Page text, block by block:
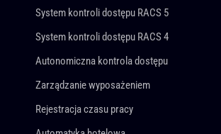
System kontroli dostępu RACS 5
System kontroli dostępu RACS 4
Autonomiczna kontrola dostępu
Zarządzanie wyposażeniem
Rejestracja czasu pracy